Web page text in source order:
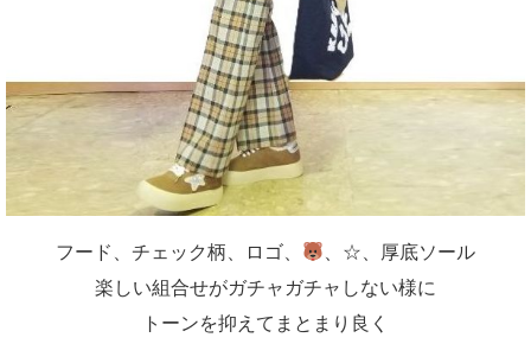
フード、チェック柄、ロゴ、
、☆、厚底ソール
楽しい組合せがガチャガチャしない様に
トーンを抑えてまとまり良く